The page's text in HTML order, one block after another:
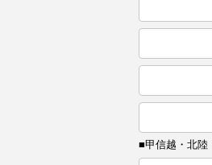
■甲信越・北陸